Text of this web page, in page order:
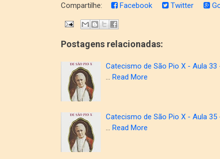
Compartilhe: Facebook Twitter
Postagens relacionadas:
Catecismo de São Pio X - Aula
… Read More
Catecismo de São Pio X - Aula
… Read More